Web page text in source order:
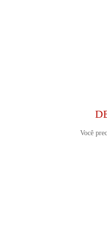
Você